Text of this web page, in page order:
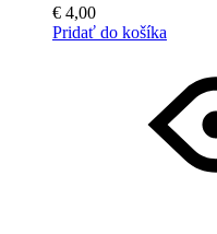
€ 4,00
Pridať do košíka